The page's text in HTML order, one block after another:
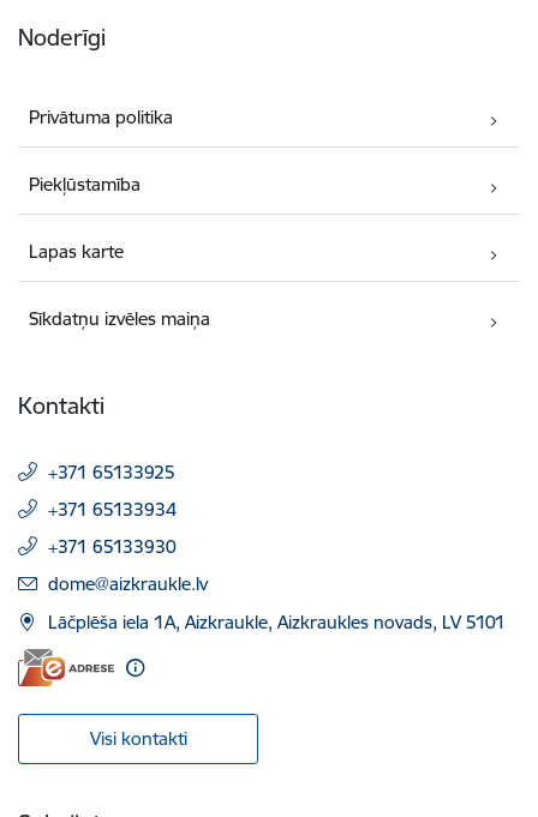
Noderīgi
Privātuma politika
Piekļūstamība
Lapas karte
Sīkdatņu izvēles maiņa
Kontakti
+371 65133925
+371 65133934
+371 65133930
E-pasts:
dome@aizkraukle.lv
Lāčplēša iela 1A, Aizkraukle, Aizkraukles novads, LV 5101
Visi kontakti